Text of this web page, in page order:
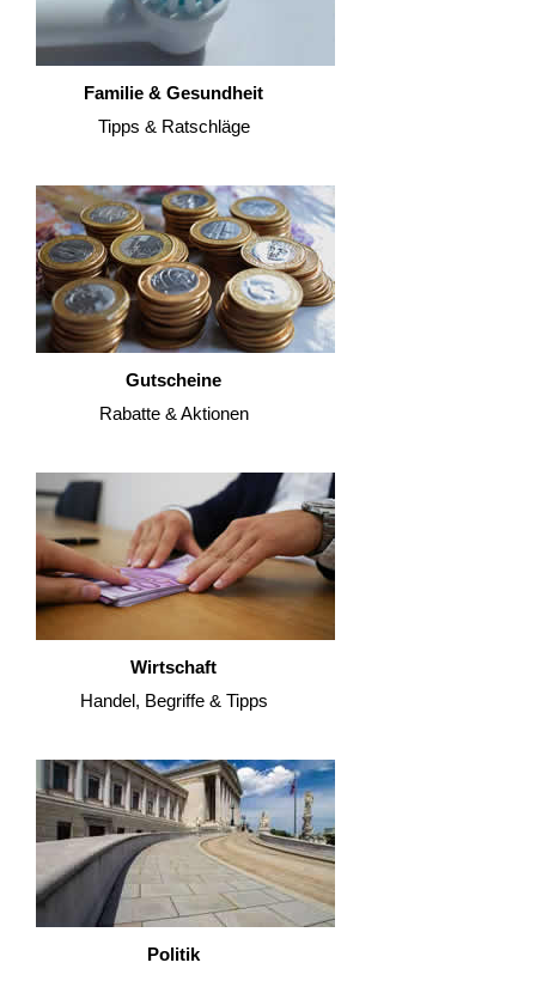
Familie & Gesundheit
Tipps & Ratschläge
Gutscheine
Rabatte & Aktionen
Wirtschaft
Handel, Begriffe & Tipps
Politik